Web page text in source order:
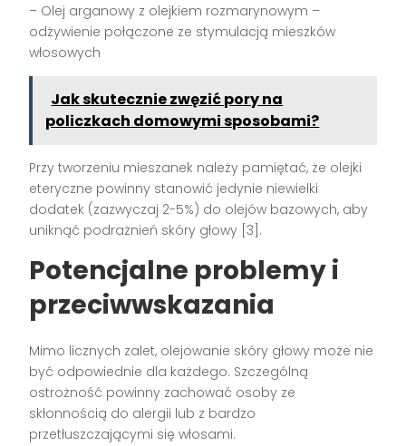
– Olej arganowy z olejkiem rozmarynowym –
odżywienie połączone ze stymulacją mieszków
włosowych
Jak skutecznie zwęzić pory na
policzkach domowymi sposobami?
Przy tworzeniu mieszanek należy pamiętać, że olejki
eteryczne powinny stanowić jedynie niewielki
dodatek (zazwyczaj 2-5%) do olejów bazowych, aby
uniknąć podrażnień skóry głowy [3].
Potencjalne problemy i
przeciwwskazania
Mimo licznych zalet, olejowanie skóry głowy może nie
być odpowiednie dla każdego. Szczególną
ostrożność powinny zachować osoby ze
skłonnością do alergii lub z bardzo
przetłuszczającymi się włosami.